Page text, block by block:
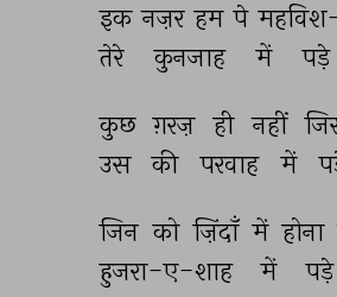
इक नज़र हम पे
तेरे
कुनजाह में पड़े
कुछ ग़रज़ ही नहीं
उस
की परवाह में
जिन को ज़िंदाँ में होना
हुजरा-ए-शाह
में पड़े